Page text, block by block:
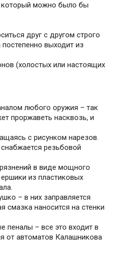
который можно было бы
друг с другом строго
выходит из
(холостых или настоящих
любого оружия – так
проржаветь насквозь, и
с рисунком нарезов.
резьбовой
в виде мощного
из пластиковых
– в них заправляется
наносится на стенки
пеналы – все это входит в
от автоматов Калашникова